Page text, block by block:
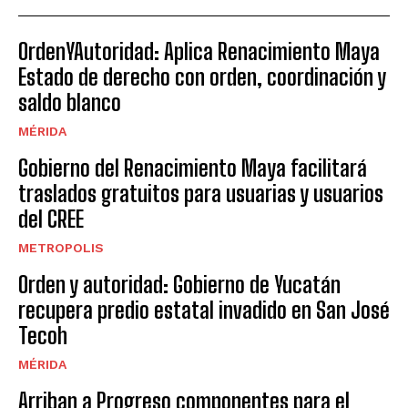
OrdenYAutoridad: Aplica Renacimiento Maya
Estado de derecho con orden, coordinación y
saldo blanco
MÉRIDA
Gobierno del Renacimiento Maya facilitará
traslados gratuitos para usuarias y usuarios
del CREE
METROPOLIS
Orden y autoridad: Gobierno de Yucatán
recupera predio estatal invadido en San José
Tecoh
MÉRIDA
Arriban a Progreso componentes para el